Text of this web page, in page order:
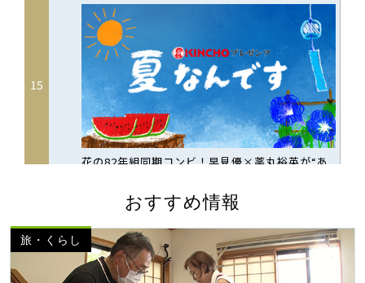
おすすめ情報
旅・くらし